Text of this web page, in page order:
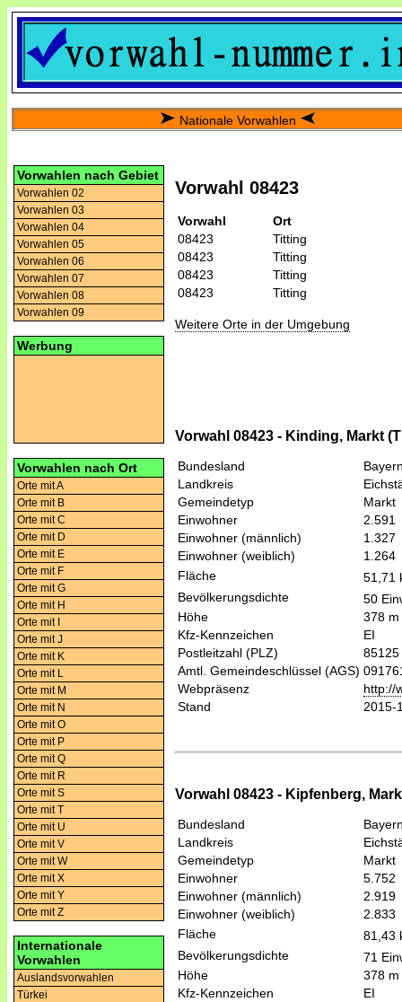
Nationale Vorwahlen
Vorwahlen nach Gebiet
Vorwahlen 02
Vorwahlen 03
Vorwahlen 04
Vorwahlen 05
Vorwahlen 06
Vorwahlen 07
Vorwahlen 08
Vorwahlen 09
Werbung
Vorwahlen nach Ort
Orte mit A
Orte mit B
Orte mit C
Orte mit D
Orte mit E
Orte mit F
Orte mit G
Orte mit H
Orte mit I
Orte mit J
Orte mit K
Orte mit L
Orte mit M
Orte mit N
Orte mit O
Orte mit P
Orte mit Q
Orte mit R
Orte mit S
Orte mit T
Orte mit U
Orte mit V
Orte mit W
Orte mit X
Orte mit Y
Orte mit Z
Internationale
Vorwahlen
Auslandsvorwahlen
Türkei
Vorwahl 08423
Vorwahl
Ort
08423
Titting
08423
Titting
08423
Titting
08423
Titting
Weitere Orte in der Umgebung
Vorwahl 08423 - Kinding, Markt
Bundesland
Landkreis
Gemeindetyp
Markt
Einwohner
2.591
Einwohner (männlich)
1.327
Einwohner (weiblich)
1.264
Fläche
51,71
Bevölkerungsdichte
50
Höhe
378 m
Kfz-Kennzeichen
EI
Postleitzahl (PLZ)
85125
Amtl. Gemeindeschlüssel (AGS)
Webpräsenz
http://
Stand
2015-
Vorwahl 08423 - Kipfenberg,
Bundesland
Landkreis
Gemeindetyp
Markt
Einwohner
5.752
Einwohner (männlich)
2.919
Einwohner (weiblich)
2.833
Fläche
81,43
Bevölkerungsdichte
71
Höhe
378 m
Kfz-Kennzeichen
EI